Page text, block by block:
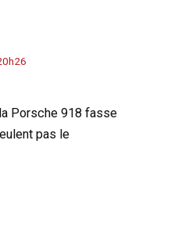
Porsche 918 fasse
pas le